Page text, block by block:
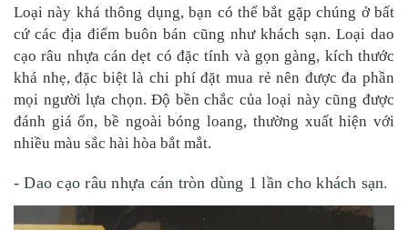
Loại này khá thông dụng, bạn có thể bắt gặp chúng ở bất
cứ các địa điểm buôn bán cũng như khách sạn. Loại dao
cạo râu nhựa cán dẹt có đặc tính và gọn gàng, kích thước
khá nhẹ, đặc biệt là chi phí đặt mua rẻ nên được đa phần
mọi người lựa chọn. Độ bền chắc của loại này cũng được
đánh giá ổn, bề ngoài bóng loang, thường xuất hiện với
nhiều màu sắc hài hòa bắt mắt.
- Dao cạo râu nhựa cán tròn dùng 1 lần cho khách sạn.